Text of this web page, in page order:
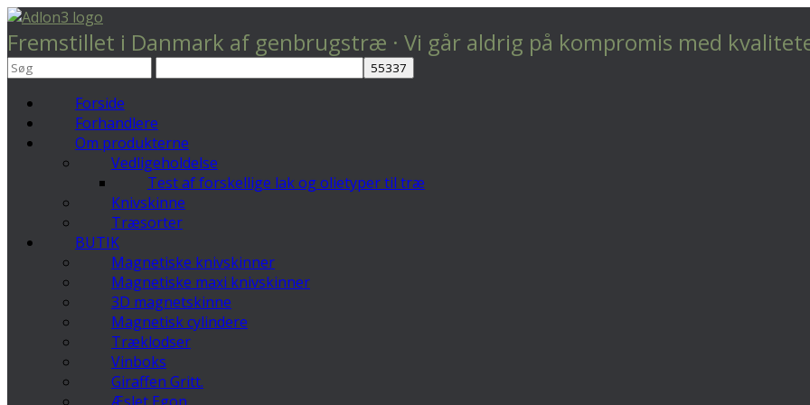
Fremstillet i Danmark af genbrugstræ · Vi går aldrig på kompromis med
Forside
Forhandlere
Om produkterne
Vedligeholdelse
Test af forskellige lak og olietyper til træ
Knivskinne
Træsorter
BUTIK
Magnetiske knivskinner
Magnetiske maxi knivskinner
3D magnetskinne
Magnetisk cylindere
Træklodser
Vinboks
Giraffen Gritt.